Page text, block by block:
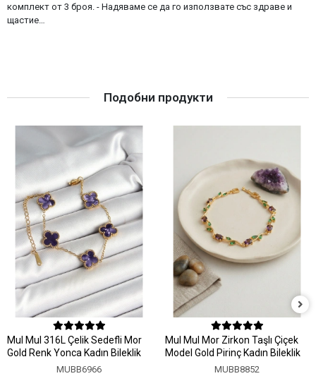
комплект от 3 броя. - Надяваме се да го използвате със здраве и
щастие…
Подобни продукти
MuI MuI 316L Çelik Sedefli Mor
Gold Renk Yonca Kadın Bileklik
MUBB6966
MuI MuI Mor Zirkon Taşlı Çiçek
Model Gold Pirinç Kadın Bileklik
MUBB8852